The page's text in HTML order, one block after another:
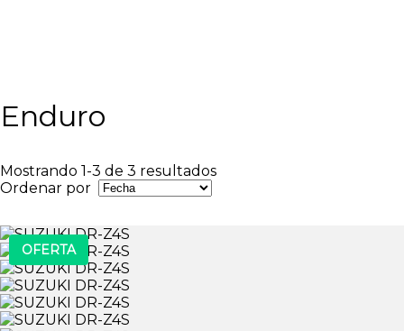
Enduro
Mostrando 1-3 de 3 resultados
Ordenar por
OFERTA